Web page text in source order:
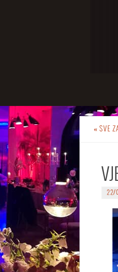
« SVE
22/